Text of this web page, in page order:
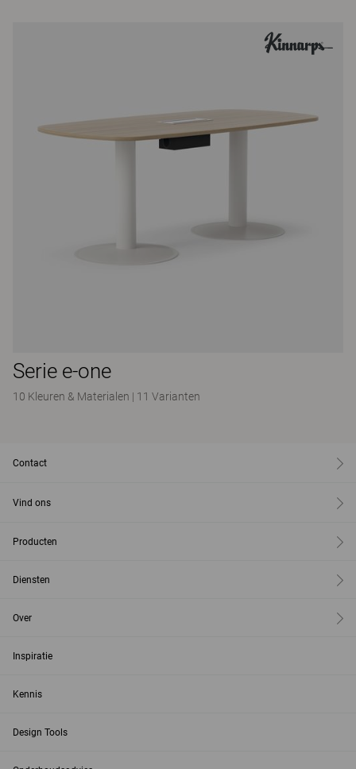
Serie e-one
10 Kleuren & Materialen | 11 Varianten
Contact
Vind ons
Producten
Diensten
Over
Inspiratie
Kennis
Design Tools